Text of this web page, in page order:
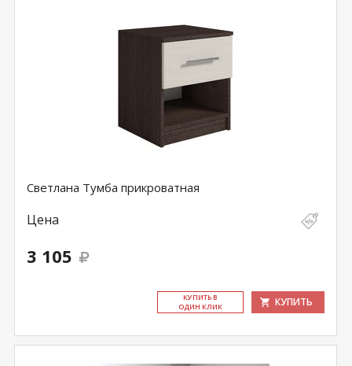
Светлана Тумба прикроватная
Цена
3 105
КУ­ПИТЬ В
ОДИН КЛИК
КУПИТЬ